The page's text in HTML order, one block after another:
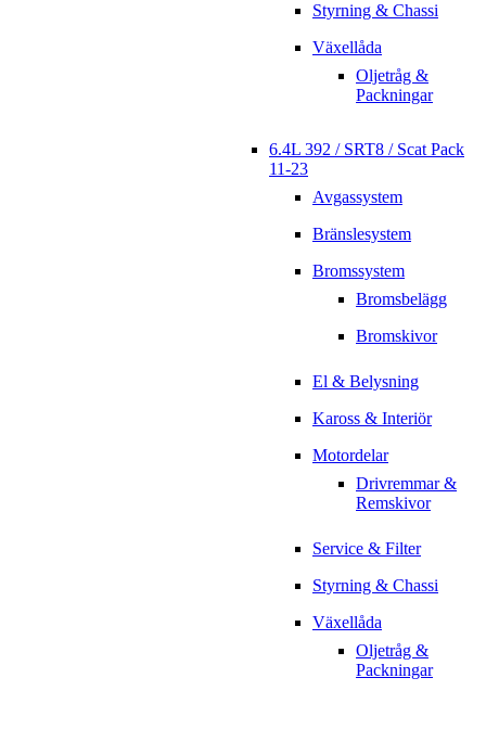
Styrning & Chassi
Växellåda
Oljetråg &
Packningar
6.4L 392 / SRT8 / Scat Pack
11-23
Avgassystem
Bränslesystem
Bromssystem
Bromsbelägg
Bromskivor
El & Belysning
Kaross & Interiör
Motordelar
Drivremmar &
Remskivor
Service & Filter
Styrning & Chassi
Växellåda
Oljetråg &
Packningar